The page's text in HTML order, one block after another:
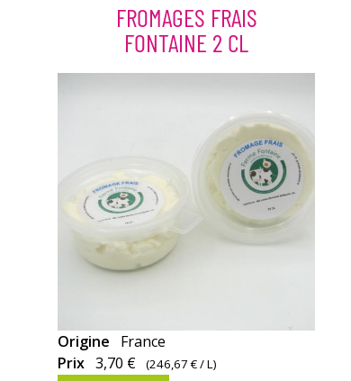
FROMAGES FRAIS
FONTAINE 2 CL
Origine
France
Prix 3,70 € (246,67 €/ L)